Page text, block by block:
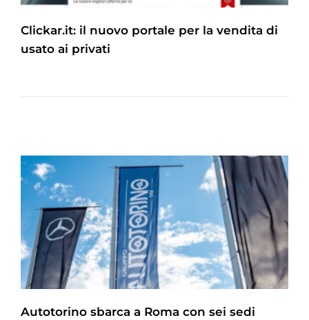
Clickar.it: il nuovo portale per la vendita di
usato ai privati
Autotorino sbarca a Roma con sei sedi